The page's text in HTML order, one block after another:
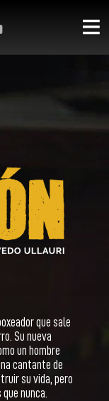
que sale
Su nueva
un hombre
cantante de
su vida, pero
nunca.